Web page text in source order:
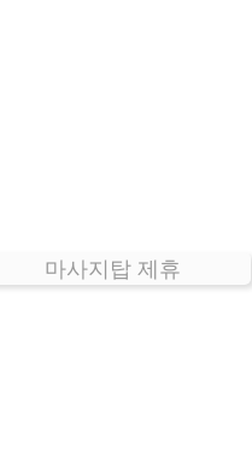
마사지탑 제휴